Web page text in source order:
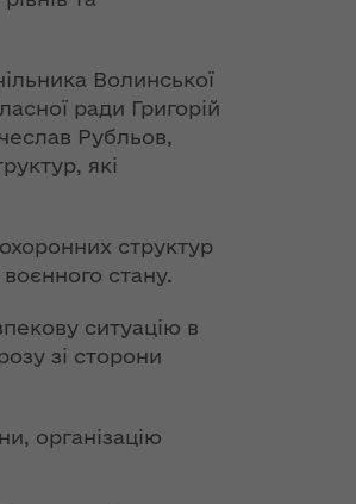
Волинської
ради Григорій
Рубльов,
які
структур
стану.
ситуацію в
зі сторони
організацію